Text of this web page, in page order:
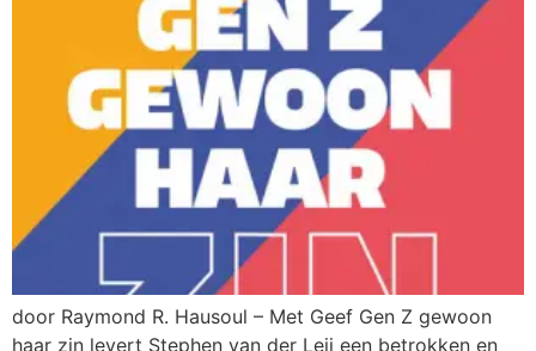
door Raymond R. Hausoul – Met Geef Gen Z gewoon
haar zin levert Stephen van der Leij een betrokken en